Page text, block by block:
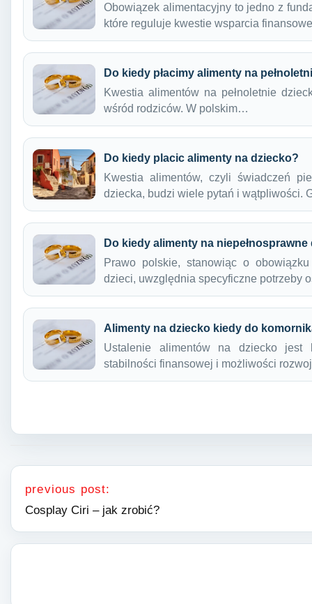
Obowiązek alimentacyjny to jedno z
które reguluje kwestie wsparcia
Do kiedy płacimy alimenty na
Kwestia alimentów na pełnoletnie
wśród rodziców. W polskim…
Do kiedy placic alimenty na dziecko?
Kwestia alimentów, czyli świadczeń
dziecka, budzi wiele pytań i wątpliwości.
Do kiedy alimenty na
Prawo polskie, stanowiąc o
dzieci, uwzględnia specyficzne potrzeby
Alimenty na dziecko kiedy do
Ustalenie alimentów na dziecko jest
stabilności finansowej i możliwości
Nawigacja wpisu
previous post:
Cosplay Ciri – jak zrobić?